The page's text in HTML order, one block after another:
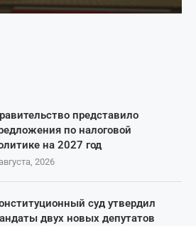
представило
по налоговой
на 2027 год
2026
суд утвердил
двух новых депутатов